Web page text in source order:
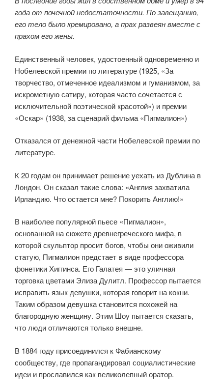
года от почечной недостаточности. По завещанию,
его тело было кремировано, а прах развеян вместе с
прахом его жены.
Единственный человек, удостоенный одновременно и
Нобелевской премии по литературе (1925, «За
творчество, отмеченное идеализмом и гуманизмом, за
искрометную сатиру, которая часто сочетается с
исключительной поэтической красотой») и премии
«Оскар» (1938, за сценарий фильма «Пигмалион»)
Отказался от денежной части Нобелевской премии по
литературе.
К 20 годам он принимает решение уехать из Дублина в
Лондон. Он сказал такие слова: «Англия захватила
Ирландию. Что остается мне? Покорить Англию!»
В наиболее популярной пьесе «Пигмалион»,
основанной на сюжете древнегреческого мифа, в
которой скульптор просит богов, чтобы они оживили
статую, Пигмалион предстает в виде профессора
фонетики Хиггинса. Его Галатея — это уличная
торговка цветами Элиза Дулитл. Профессор пытается
исправить язык девушки, которая говорит на кокни.
Таким образом девушка становится похожей на
благородную женщину. Этим Шоу пытается сказать,
что люди отличаются только внешне.
В 1884 году присоединился к Фабианскому
сообществу, где пропагандировал социалистические
идеи и прославился как великолепный оратор.